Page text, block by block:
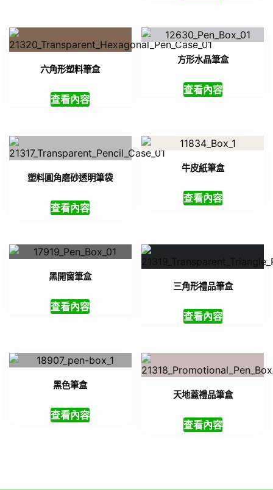
六角形塑料筆盒
查看內容
方形水晶筆盒
查看內容
塑料圓角磨砂透明筆袋
查看內容
牛皮紙筆盒
查看內容
黑開窗筆盒
查看內容
三角形禮品筆盒
查看內容
黑色筆盒
查看內容
天地蓋禮品筆盒
查看內容